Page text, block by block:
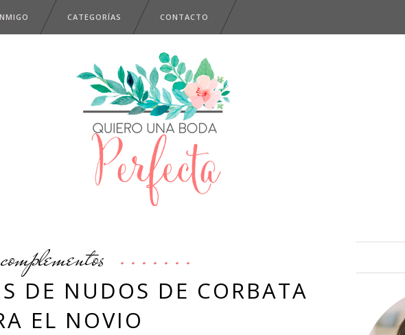
CATEGORÍAS CONTACTO
complementos
DE NUDOS DE CORBATA
EL NOVIO